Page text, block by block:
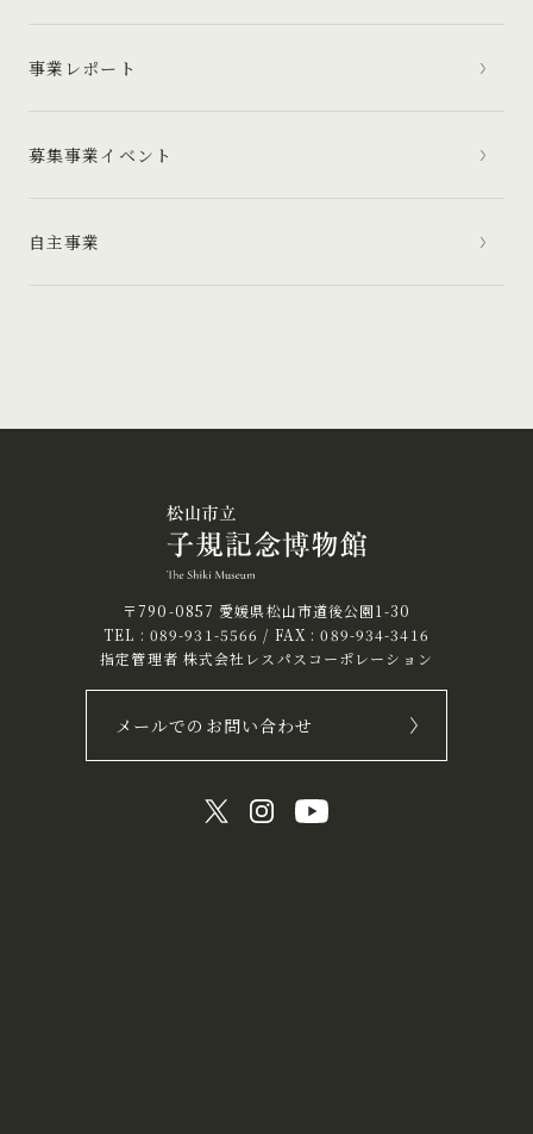
事業レポート
募集事業イベント
自主事業
〒790-0857 愛媛県松山市道後公園1-30
TEL : 089-931-5566 / FAX : 089-934-3416
指定管理者 株式会社レスパスコーポレーション
メールでのお問い合わせ